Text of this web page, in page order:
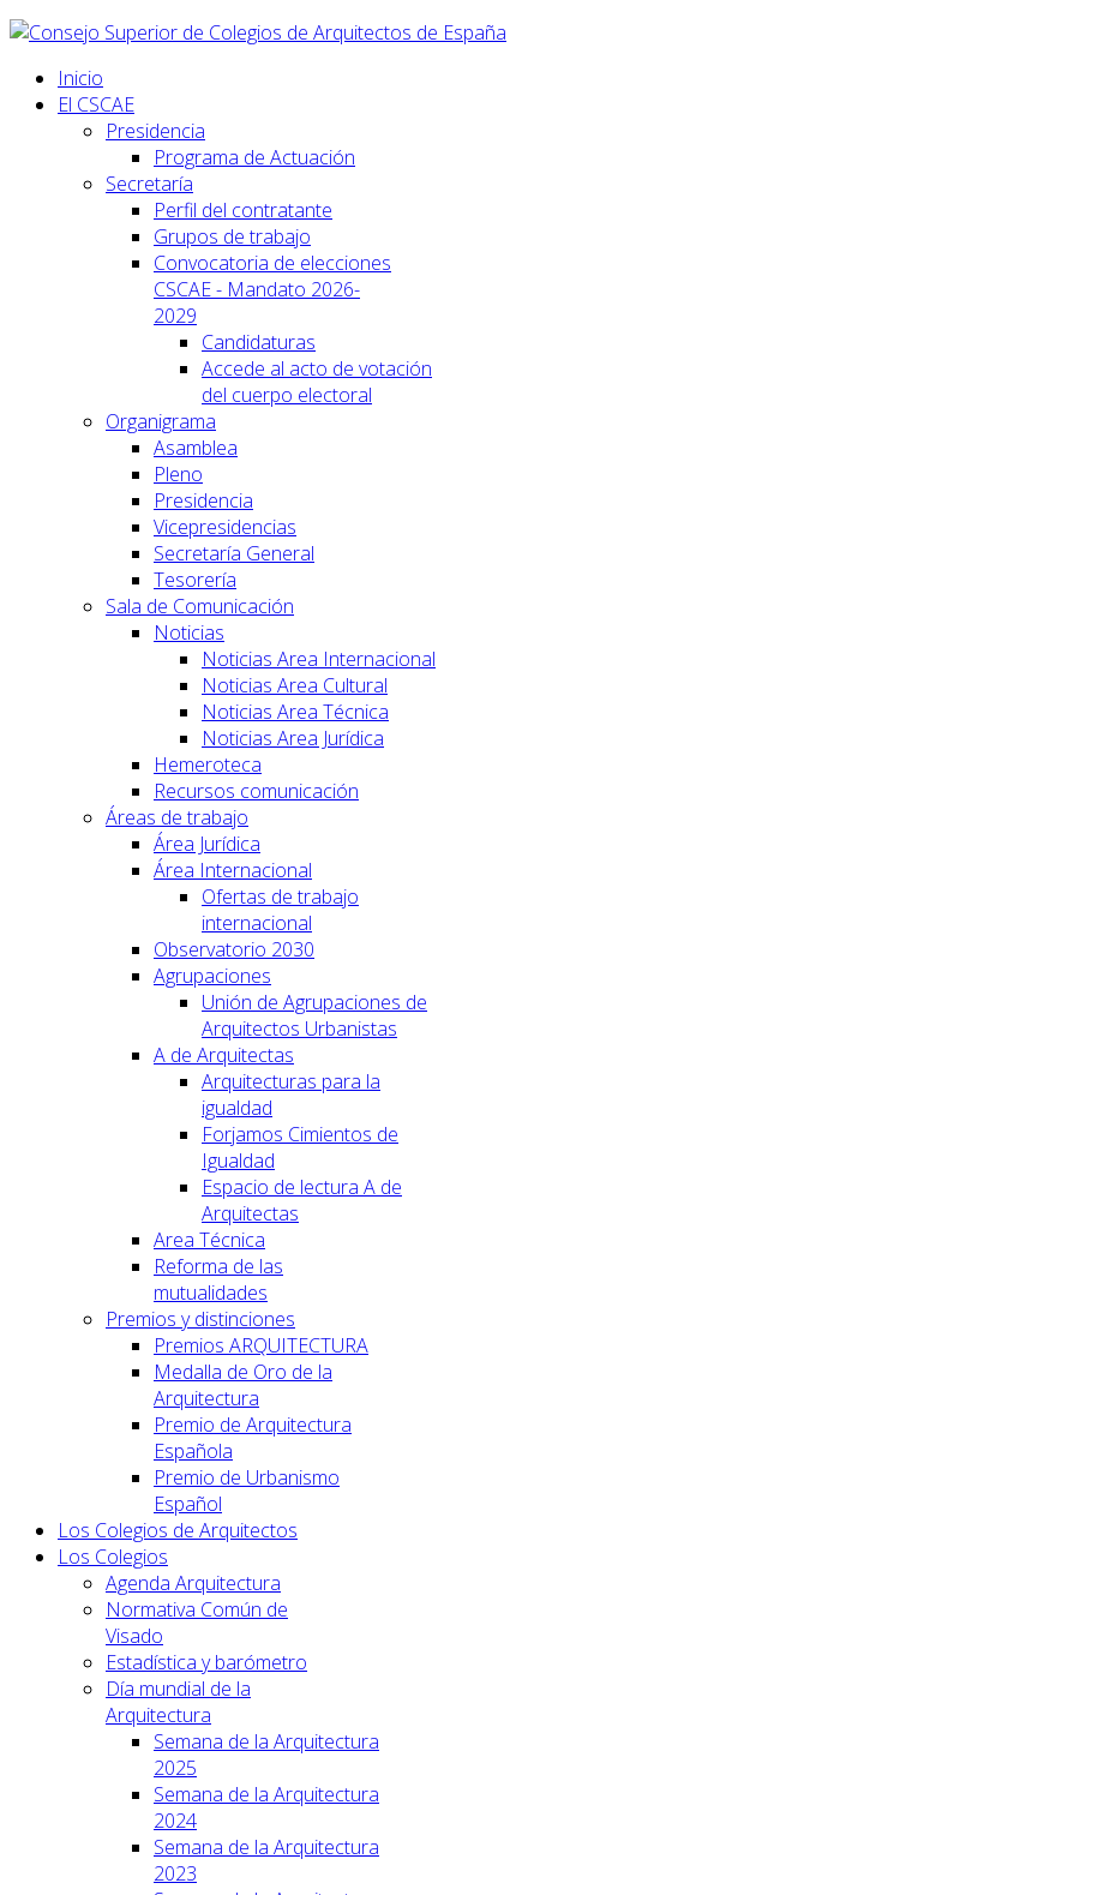
Inicio
El CSCAE
Presidencia
Programa de Actuación
Secretaría
Perfil del contratante
Grupos de trabajo
Convocatoria de elecciones
CSCAE - Mandato 2026-
2029
Candidaturas
Accede al acto de votación
del cuerpo electoral
Organigrama
Asamblea
Pleno
Presidencia
Vicepresidencias
Secretaría General
Tesorería
Sala de Comunicación
Noticias
Noticias Area Internacional
Noticias Area Cultural
Noticias Area Técnica
Noticias Area Jurídica
Hemeroteca
Recursos comunicación
Áreas de trabajo
Área Jurídica
Área Internacional
Ofertas de trabajo
internacional
Observatorio 2030
Agrupaciones
Unión de Agrupaciones de
Arquitectos Urbanistas
A de Arquitectas
Arquitecturas para la
igualdad
Forjamos Cimientos de
Igualdad
Espacio de lectura A de
Arquitectas
Area Técnica
Reforma de las
mutualidades
Premios y distinciones
Premios ARQUITECTURA
Medalla de Oro de la
Arquitectura
Premio de Arquitectura
Española
Premio de Urbanismo
Español
Los Colegios de Arquitectos
Los Colegios
Agenda Arquitectura
Normativa Común de
Visado
Estadística y barómetro
Día mundial de la
Arquitectura
Semana de la Arquitectura
2025
Semana de la Arquitectura
2024
Semana de la Arquitectura
2023